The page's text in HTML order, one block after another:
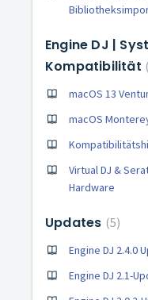
Engine DJ |
Kompatibilität
macOS 13
macOS
Virtual DJ &
Hardware
Updates 5
Engine DJ 2.4.0
Engine DJ 2.1-